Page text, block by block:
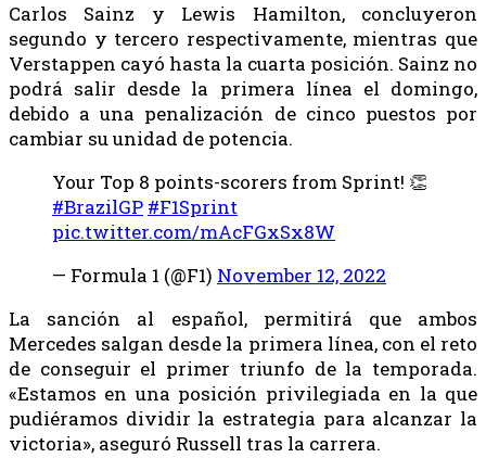
Carlos Sainz y Lewis Hamilton, concluyeron
segundo y tercero respectivamente, mientras que
Verstappen cayó hasta la cuarta posición. Sainz no
podrá salir desde la primera línea el domingo,
debido a una penalización de cinco puestos por
cambiar su unidad de potencia.
Your Top 8 points-scorers from Sprint! 👏
#BrazilGP #F1Sprint
pic.twitter.com/mAcFGxSx8W
— Formula 1 (@F1) November 12, 2022
La sanción al español, permitirá que ambos
Mercedes salgan desde la primera línea, con el reto
de conseguir el primer triunfo de la temporada.
«Estamos en una posición privilegiada en la que
pudiéramos dividir la estrategia para alcanzar la
victoria», aseguró Russell tras la carrera.